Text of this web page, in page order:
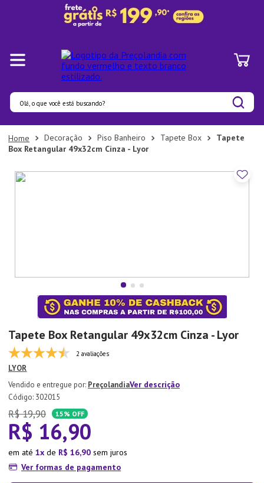
Olá, o que você está buscando?
Decoração Piso Banheiro Tapete Box
Tapete
Box Retangular 49x32cm Cinza - Lyor
Tapete Box Retangular 49x32cm Cinza - Lyor
2 avaliações
LYOR
PreçolandiaVer descrição
: 302015
R$ 19,90 15% OFF
R$ 16,90
em até 1 de R$ 16,90 sem juros
Ver formas de pagamento
Termos mais buscados
1º
Panelas
2º
Pratos
7º
Aparelho Jantar
Xicara
Tapete
10º Lixeira